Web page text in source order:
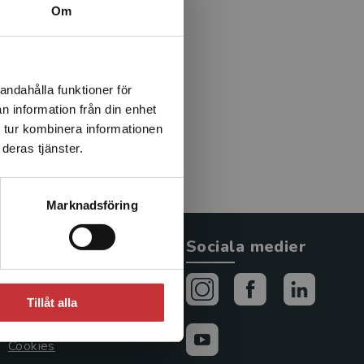
Om
funktioner för
information från din enhet
kombinera informationen
tjänster.
Marknadsföring
Tillåt alla
vilken
fokus på musik i många
i musikpedagogik
i
Allmänna länkar
Om oss
Cookies
Sociala medier